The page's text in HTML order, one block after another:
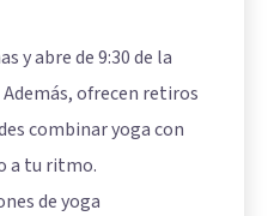
y abre de 9:30 de la
Además, ofrecen retiros
combinar yoga con
a tu ritmo.
de yoga